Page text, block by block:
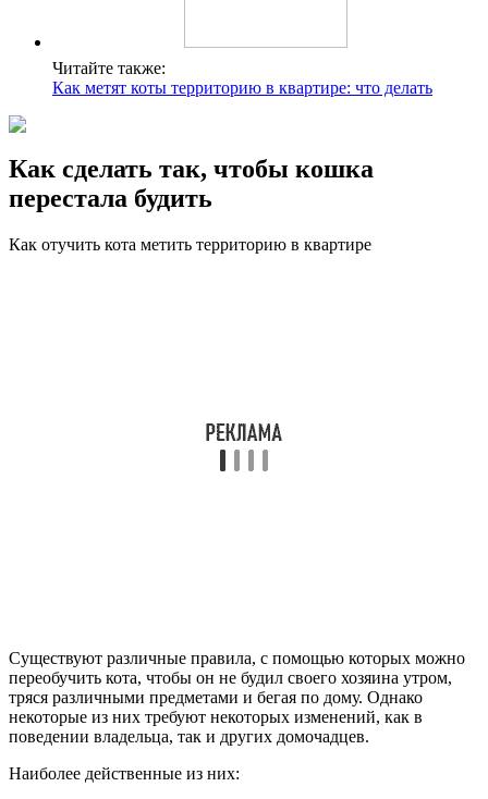
Читайте также:
Как метят коты территорию в квартире: что делать
Как сделать так, чтобы кошка
перестала будить
Как отучить кота метить территорию в квартире
Существуют различные правила, с помощью которых можно
переобучить кота, чтобы он не будил своего хозяина утром,
тряся различными предметами и бегая по дому. Однако
некоторые из них требуют некоторых изменений, как в
поведении владельца, так и других домочадцев.
Наиболее действенные из них: